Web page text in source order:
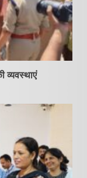
व्यवस्थाएं